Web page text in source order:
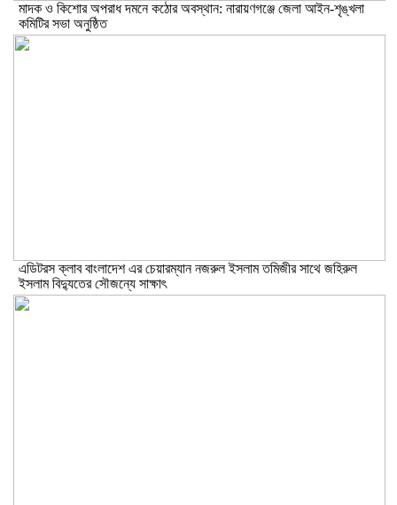
মাদক ও কিশোর অপরাধ দমনে কঠোর অবস্থান: নারায়ণগঞ্জে জেলা আইন-শৃঙ্খলা
কমিটির সভা অনুষ্ঠিত
এডিটরস ক্লাব বাংলাদেশ এর চেয়ারম্যান নজরুল ইসলাম তমিজীর সাথে জহিরুল
ইসলাম বিদ্যুতের সৌজন্যে সাক্ষাৎ